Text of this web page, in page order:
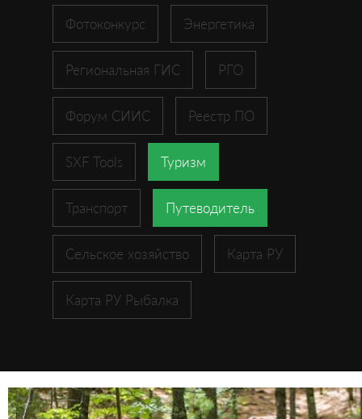
Фотоконкурс Энергетика
Региональная ГИС РГО
Форум СИИС Реестр ПО
SXF Tools Туризм
Транспорт Путеводитель
Сельское хозяйство Карта РУ
Карта РУ Рыбалка